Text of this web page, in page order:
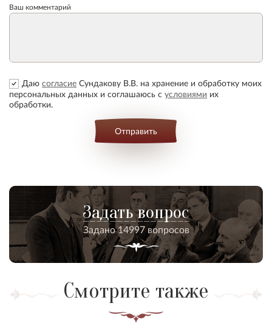
Ваш комментарий
Даю согласие Сундакову В.В. на хранение и обработку моих
персональных данных и соглашаюсь с условиями их
обработки.
Отправить
Задать вопрос
Задано 14997 вопросов
Смотрите также